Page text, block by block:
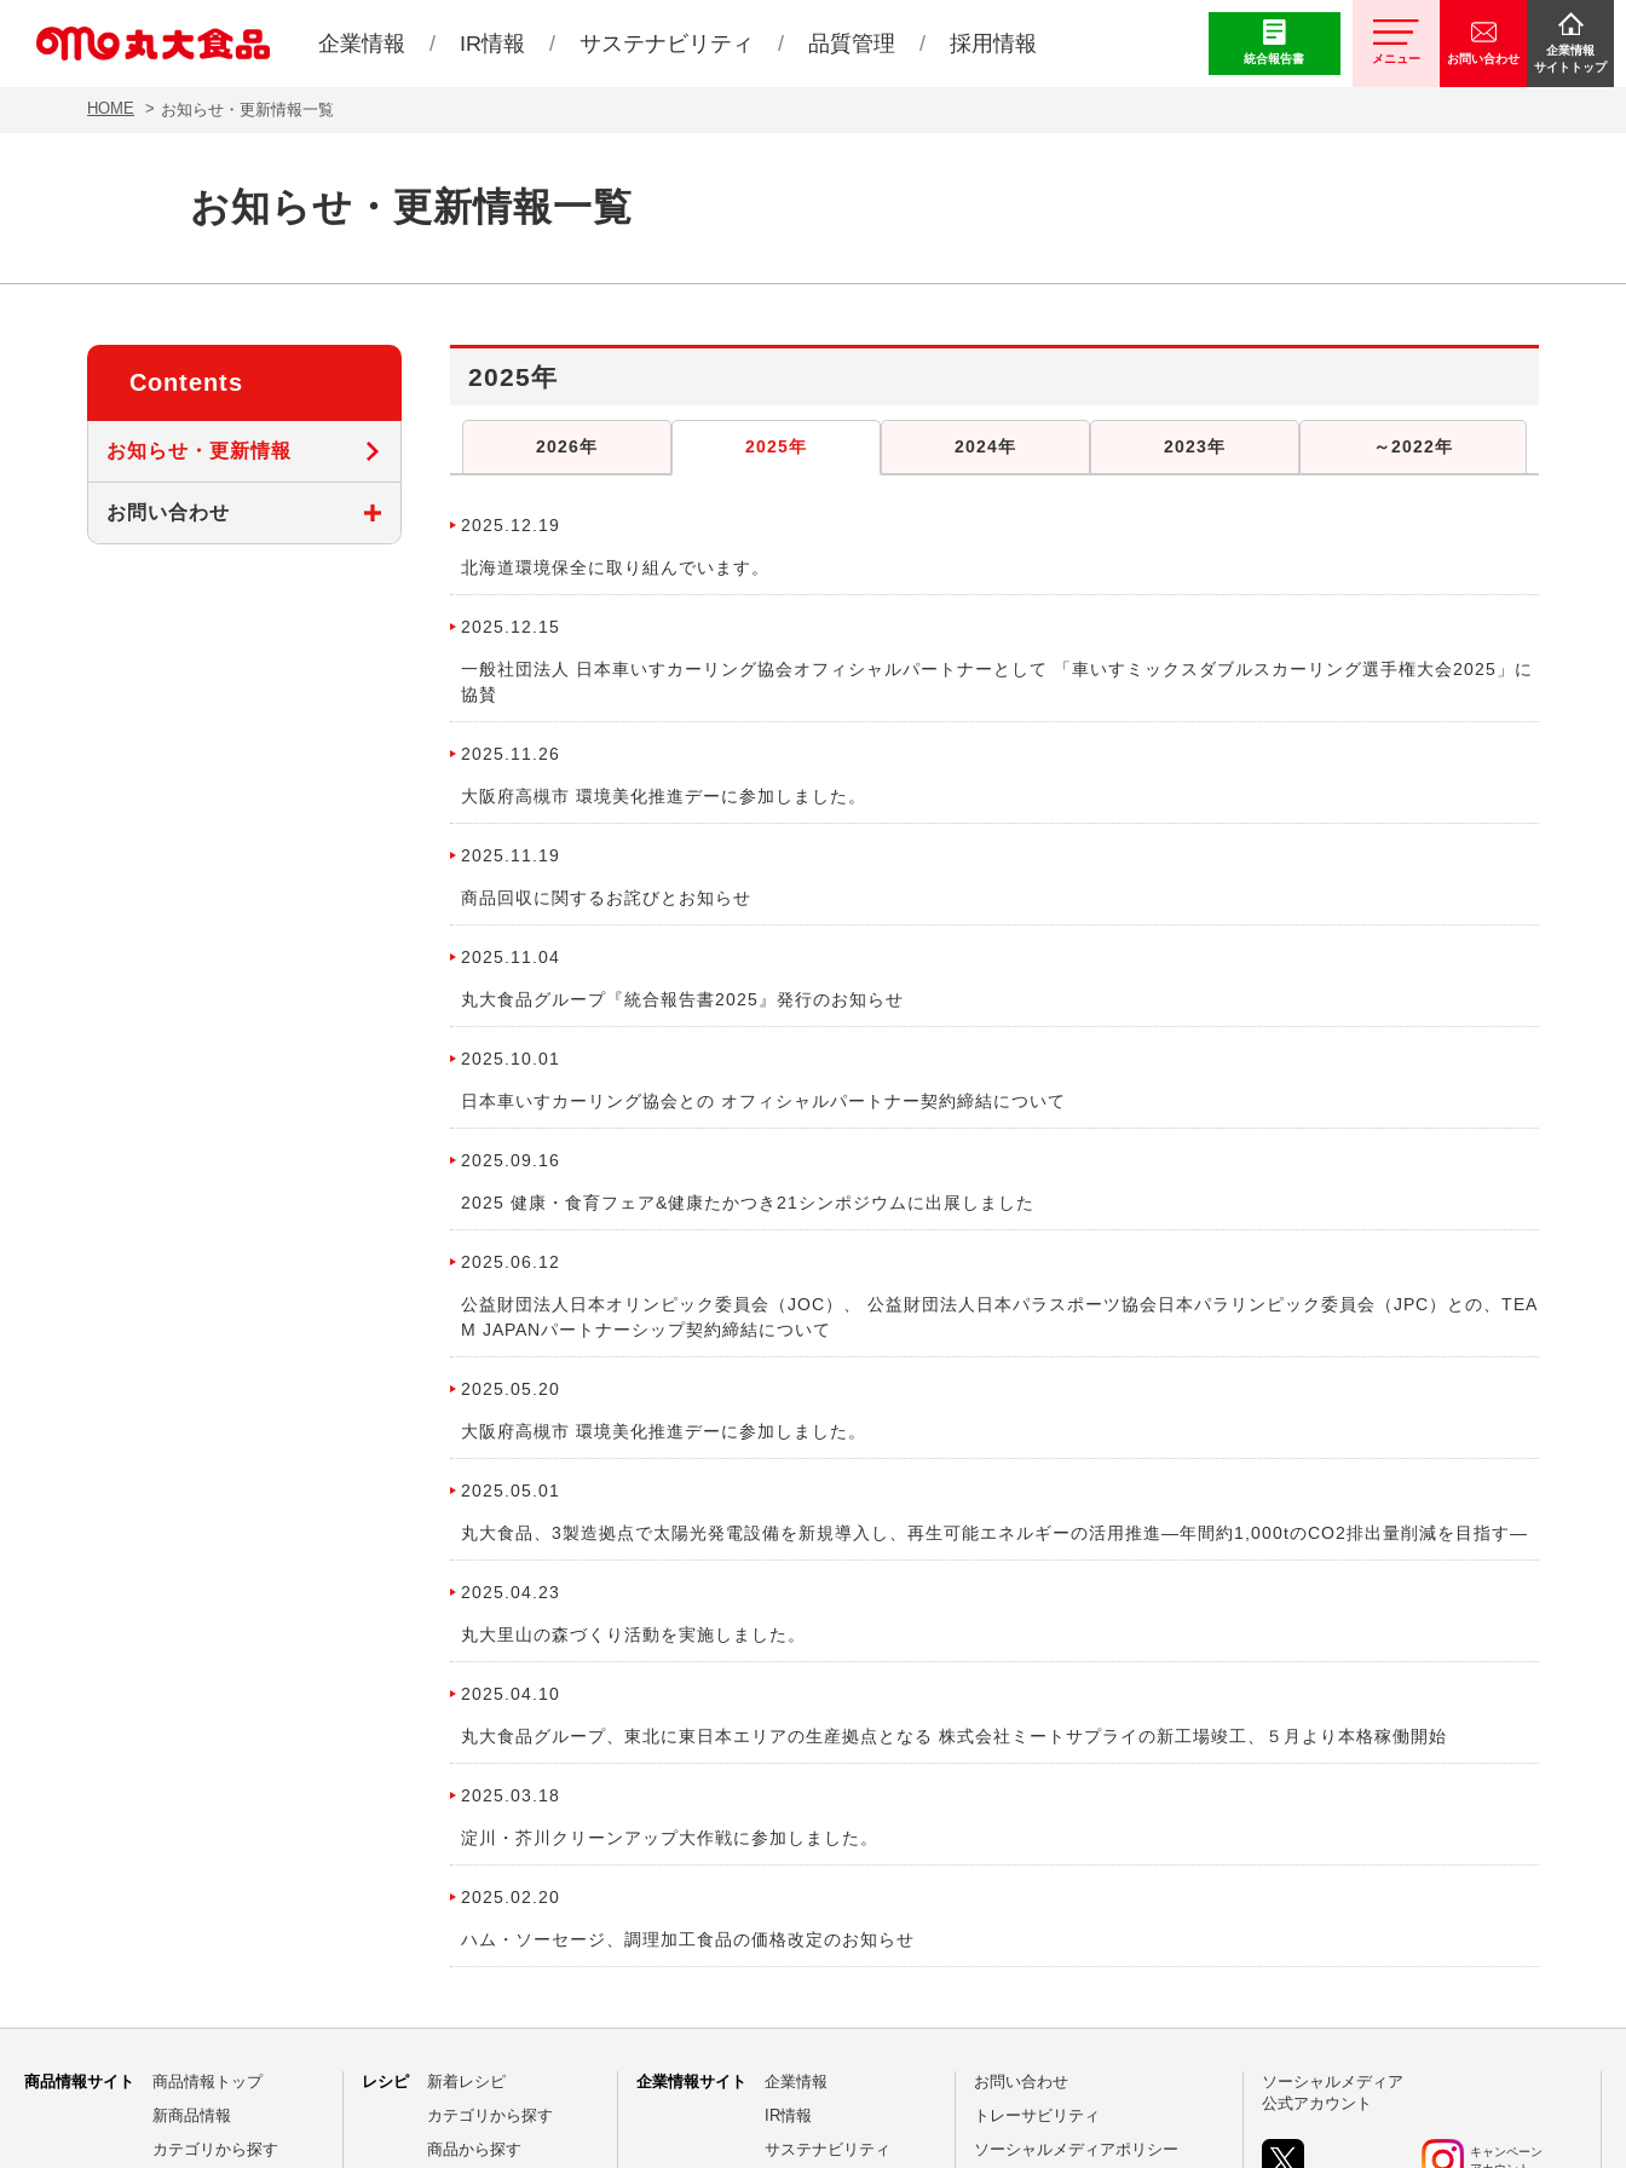
企業情報 IR情報 サステナビリティ 品質管理 採用情報
統合報告書 メニュー お問い合わせ
企業情報
サイトトップ
HOME お知らせ・更新情報一覧
お知らせ・更新情報一覧
2025年
2026年 2025年 2024年 2023年 ～2022年
2025.12.19
北海道環境保全に取り組んでいます。
2025.12.15
一般社団法人 日本車いすカーリング協会オフィシャルパートナーとして 「車いすミックスダブルスカーリング選手権大会2025」に
協賛
2025.11.26
大阪府高槻市 環境美化推進デーに参加しました。
2025.11.19
商品回収に関するお詫びとお知らせ
2025.11.04
丸大食品グループ『統合報告書2025』発行のお知らせ
2025.10.01
日本車いすカーリング協会との オフィシャルパートナー契約締結について
2025.09.16
2025 健康・食育フェア&健康たかつき21シンポジウムに出展しました
2025.06.12
公益財団法人日本オリンピック委員会（JOC）、 公益財団法人日本パラスポーツ協会日本パラリンピック委員会（JPC）との、TEA
M JAPANパートナーシップ契約締結について
2025.05.20
大阪府高槻市 環境美化推進デーに参加しました。
2025.05.01
丸大食品、3製造拠点で太陽光発電設備を新規導入し、再生可能エネルギーの活用推進―年間約1,000tのCO2排出量削減を目指す―
2025.04.23
丸大里山の森づくり活動を実施しました。
2025.04.10
丸大食品グループ、東北に東日本エリアの生産拠点となる 株式会社ミートサプライの新工場竣工、５月より本格稼働開始
2025.03.18
淀川・芥川クリーンアップ大作戦に参加しました。
2025.02.20
ハム・ソーセージ、調理加工食品の価格改定のお知らせ
Contents
お知らせ・更新情報
お問い合わせ
商品情報サイト
商品情報トップ
新商品情報
カテゴリから探す
レシピ
新着レシピ
カテゴリから探す
商品から探す
企業情報サイト
企業情報
IR情報
サステナビリティ
お問い合わせ
トレーサビリティ
ソーシャルメディアポリシー
ソーシャルメディア
公式アカウント
キャンペーン